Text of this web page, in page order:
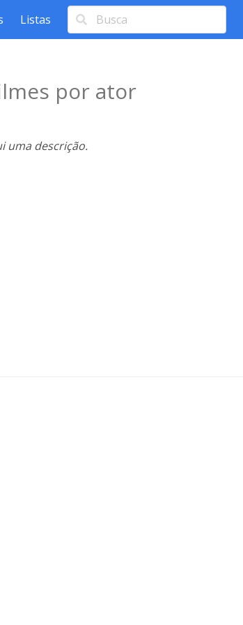
Listas
por ator
uma descrição.